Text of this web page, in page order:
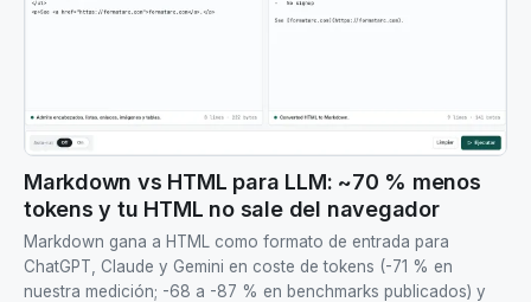
Markdown vs HTML para LLM: ~70 % menos
tokens y tu HTML no sale del navegador
Markdown gana a HTML como formato de entrada para
ChatGPT, Claude y Gemini en coste de tokens (-71 % en
nuestra medición; -68 a -87 % en benchmarks publicados) y